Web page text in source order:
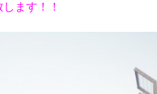
ます！！